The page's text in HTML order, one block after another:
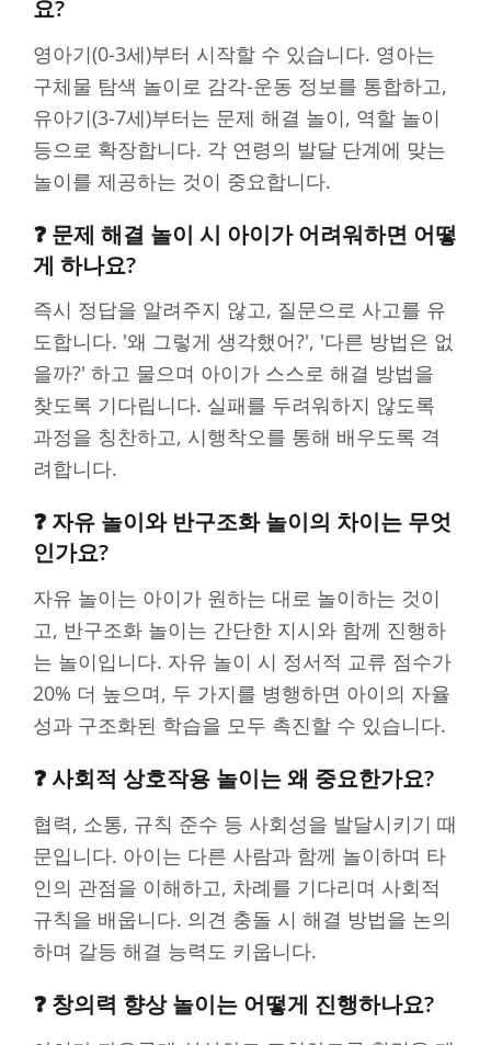
요?
영아기(0-3세)부터 시작할 수 있습니다. 영아는
구체물 탐색 놀이로 감각-운동 정보를 통합하고,
유아기(3-7세)부터는 문제 해결 놀이, 역할 놀이
등으로 확장합니다. 각 연령의 발달 단계에 맞는
놀이를 제공하는 것이 중요합니다.
❓ 문제 해결 놀이 시 아이가 어려워하면 어떻
게 하나요?
즉시 정답을 알려주지 않고, 질문으로 사고를 유
도합니다. '왜 그렇게 생각했어?', '다른 방법은 없
을까?' 하고 물으며 아이가 스스로 해결 방법을
찾도록 기다립니다. 실패를 두려워하지 않도록
과정을 칭찬하고, 시행착오를 통해 배우도록 격
려합니다.
❓ 자유 놀이와 반구조화 놀이의 차이는 무엇
인가요?
자유 놀이는 아이가 원하는 대로 놀이하는 것이
고, 반구조화 놀이는 간단한 지시와 함께 진행하
는 놀이입니다. 자유 놀이 시 정서적 교류 점수가
20% 더 높으며, 두 가지를 병행하면 아이의 자율
성과 구조화된 학습을 모두 촉진할 수 있습니다.
❓ 사회적 상호작용 놀이는 왜 중요한가요?
협력, 소통, 규칙 준수 등 사회성을 발달시키기 때
문입니다. 아이는 다른 사람과 함께 놀이하며 타
인의 관점을 이해하고, 차례를 기다리며 사회적
규칙을 배웁니다. 의견 충돌 시 해결 방법을 논의
하며 갈등 해결 능력도 키웁니다.
❓ 창의력 향상 놀이는 어떻게 진행하나요?